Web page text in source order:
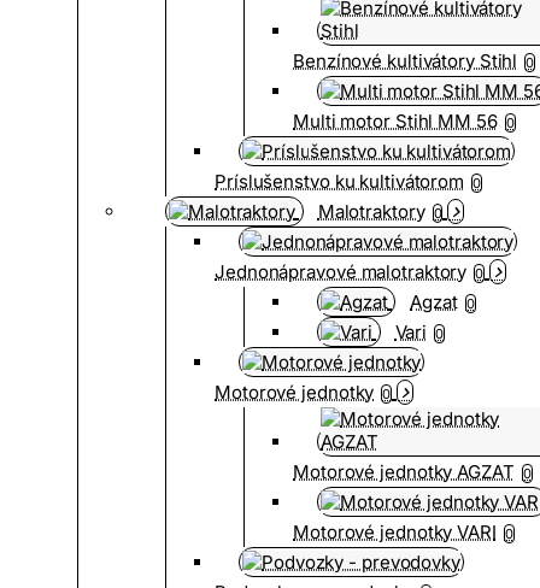
Benzínové kultivátory Stihl 0
Multi motor Stihl MM 56 0
Príslušenstvo ku kultivátorom 0
Malotraktory 0
Jednonápravové malotraktory 0
Agzat 0
Vari 0
Motorové jednotky 0
Motorové jednotky AGZAT 0
Motorové jednotky VARI 0